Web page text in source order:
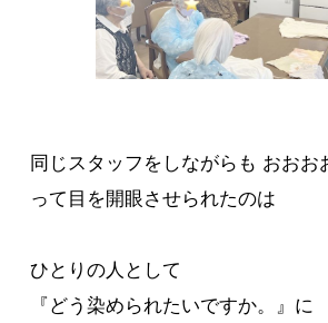
同じスタッフをしながらも おおお
って目を開眼させられたのは
ひとりの人として
『どう染められたいですか。』に